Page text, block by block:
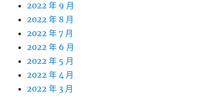
2022 年 9 月
2022 年 8 月
2022 年 7 月
2022 年 6 月
2022 年 5 月
2022 年 4 月
2022 年 3 月